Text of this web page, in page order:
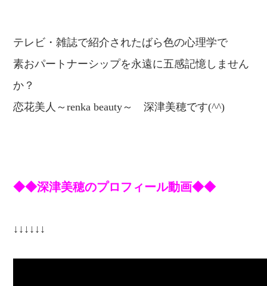
テレビ・雑誌で紹介されたばら色の心理学で
素おパートナーシップを永遠に五感記憶しません
か？
恋花美人～renka beauty～深津美穂です(^^)
◆◆深津美穂のプロフィール動画◆◆
↓↓↓↓↓↓